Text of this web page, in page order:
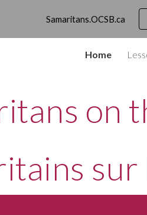
Skip to main contentSamaritans.OCSB.ca
Home
on